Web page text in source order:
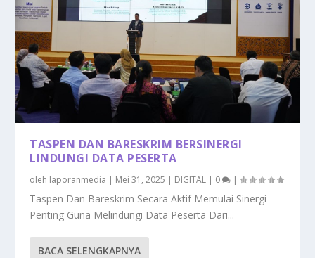
TASPEN DAN BARESKRIM BERSINERGI
LINDUNGI DATA PESERTA
oleh laporanmedia | Mei 31, 2025 | DIGITAL | 0 |
Taspen Dan Bareskrim Secara Aktif Memulai Sinergi
Penting Guna Melindungi Data Peserta Dari...
BACA SELENGKAPNYA